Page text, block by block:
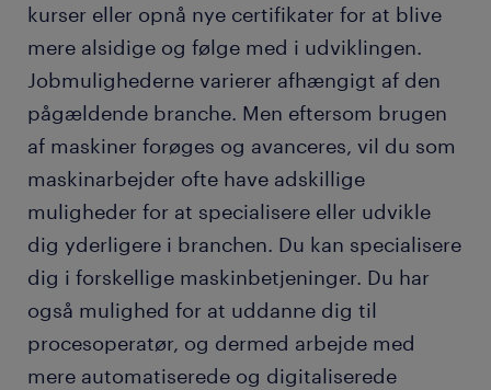
kurser eller opnå nye certifikater for at blive
mere alsidige og følge med i udviklingen.
Jobmulighederne varierer afhængigt af den
pågældende branche. Men eftersom brugen
af maskiner forøges og avanceres, vil du som
maskinarbejder ofte have adskillige
muligheder for at specialisere eller udvikle
dig yderligere i branchen. Du kan specialisere
dig i forskellige maskinbetjeninger. Du har
også mulighed for at uddanne dig til
procesoperatør, og dermed arbejde med
mere automatiserede og digitaliserede